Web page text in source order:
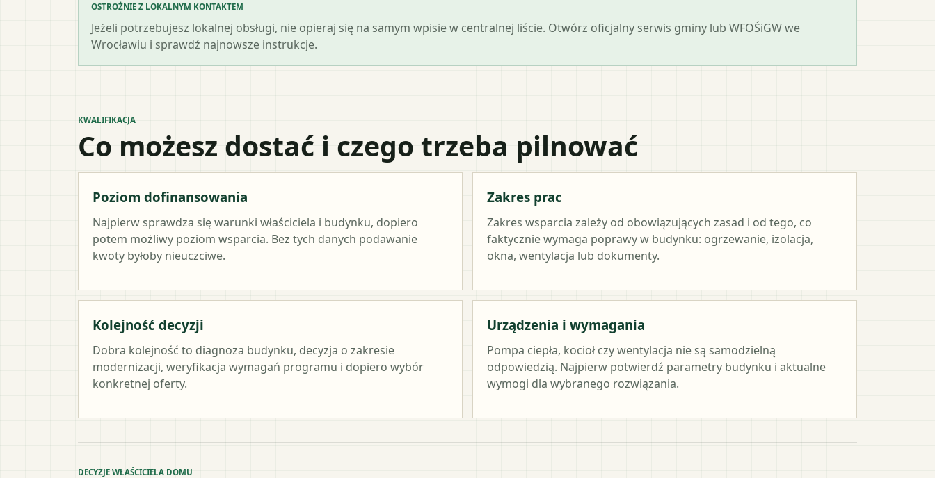
OSTROŻNIE Z LOKALNYM KONTAKTEM
Jeżeli potrzebujesz lokalnej obsługi, nie opieraj się na samym wpisie w centralnej liście. Otwórz oficjalny serwis gminy lub WFOŚiGW we
Wrocławiu i sprawdź najnowsze instrukcje.
KWALIFIKACJA
Co możesz dostać i czego trzeba pilnować
Poziom dofinansowania
Najpierw sprawdza się warunki właściciela i budynku, dopiero
potem możliwy poziom wsparcia. Bez tych danych podawanie
kwoty byłoby nieuczciwe.
Zakres prac
Zakres wsparcia zależy od obowiązujących zasad i od tego, co
faktycznie wymaga poprawy w budynku: ogrzewanie, izolacja,
okna, wentylacja lub dokumenty.
Kolejność decyzji
Dobra kolejność to diagnoza budynku, decyzja o zakresie
modernizacji, weryfikacja wymagań programu i dopiero wybór
konkretnej oferty.
Urządzenia i wymagania
Pompa ciepła, kocioł czy wentylacja nie są samodzielną
odpowiedzią. Najpierw potwierdź parametry budynku i aktualne
wymogi dla wybranego rozwiązania.
DECYZJE WŁAŚCICIELA DOMU